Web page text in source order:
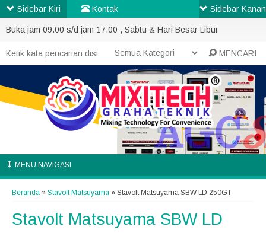
Buka jam 09.00 s/d jam 17.00 , Sabtu & Hari Besar Libur
MENCARI
MENU NAVIGASI
Beranda » Stavolt Matsuyama » Stavolt Matsuyama SBW LD 250GT
Stavolt Matsuyama SBW LD
Sidebar Kiri Kontak Sidebar Kanan